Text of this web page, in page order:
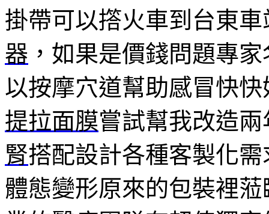
掛帶可以撘火車到台東
器 ，如果是價錢問題專
以按摩穴道幫助感冒快
提拉面膜嘗試幫我改造
腎搭配設計各種客製化
體態變形原來的包裝裡